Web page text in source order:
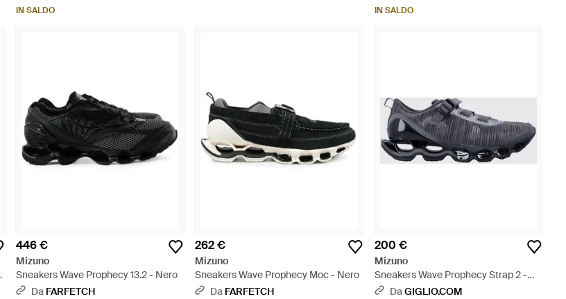
IN SALDO IN SALDO
446 €
Mizuno
Sneakers Wave Prophecy 13.2 - Nero
Da FARFETCH
262 €
Mizuno
Sneakers Wave Prophecy Moc - Nero
Da FARFETCH
200 €
Mizuno
Sneakers Wave Prophecy Strap 2 -
Bianco
DaGIGLIO.COM